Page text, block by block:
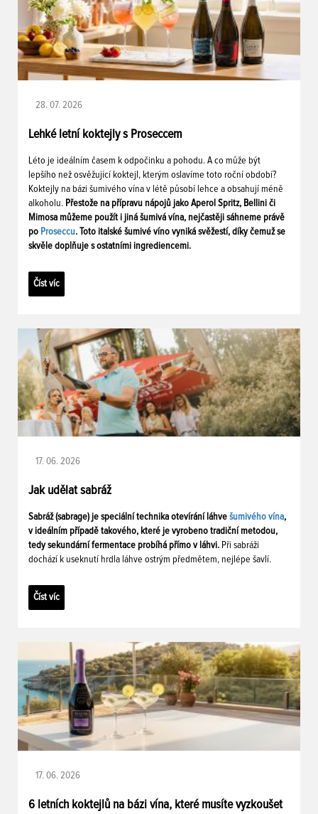
28. 07. 2026
Lehké letní koktejly s Proseccem
Léto je ideálním časem k odpočinku a pohodu. A co může být
lepšího než osvěžující koktejl, kterým oslavíme toto roční období?
Koktejly na bázi šumivého vína v létě působí lehce a obsahují méně
alkoholu. Přestože na přípravu nápojů jako Aperol Spritz, Bellini či
Mimosa můžeme použít i jiná šumivá vína, nejčastěji sáhneme právě
po Proseccu. Toto italské šumivé víno vyniká svěžestí, díky čemuž se
skvěle doplňuje s ostatními ingrediencemi.
Číst víc
17. 06. 2026
Jak udělat sabráž
Sabráž (sabrage) je speciální technika otevírání láhve šumivého vína,
v ideálním případě takového, které je vyrobeno tradiční metodou,
tedy sekundární fermentace probíhá přímo v láhvi. Při sabráži
dochází k useknutí hrdla láhve ostrým předmětem, nejlépe šavlí.
Číst víc
17. 06. 2026
6 letních koktejlů na bázi vína, které musíte vyzkoušet